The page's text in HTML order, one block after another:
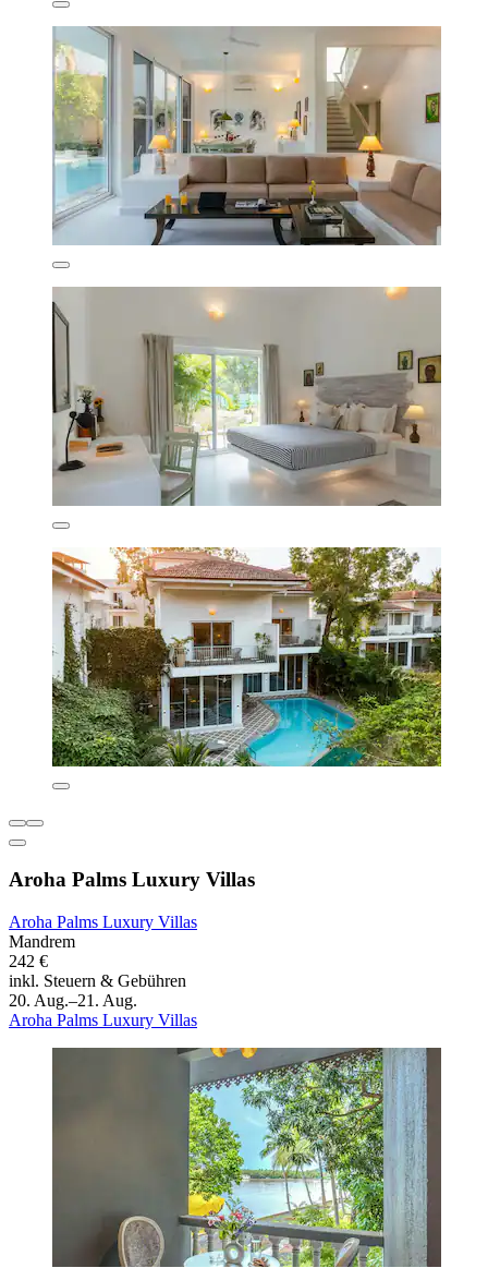
Aroha Palms Luxury Villas
Aroha Palms Luxury Villas
Mandrem
242 €
inkl. Steuern & Gebühren
20. Aug.–21. Aug.
Aroha Palms Luxury Villas